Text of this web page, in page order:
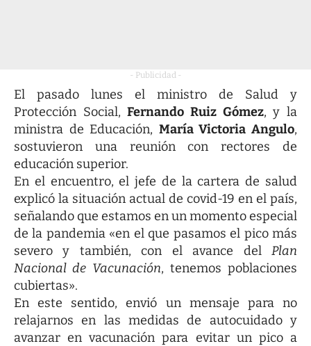
- Publicidad -
El pasado lunes el ministro de Salud y
Protección Social,Fernando Ruiz Gómez, y la
ministra de Educación, María Victoria Angulo,
sostuvieron una reunión con rectores de
educación superior.
En el encuentro, el jefe de la cartera de salud
explicó la situación actual de covid-19 en el país,
señalando que estamos en un momento especial
de la pandemia «en el que pasamos el pico más
severo y también, con el avance del Plan
Nacional de Vacunación, tenemos poblaciones
cubiertas».
En este sentido, envió un mensaje para no
relajarnos en las medidas de autocuidado y
avanzar en vacunación para evitar un pico a